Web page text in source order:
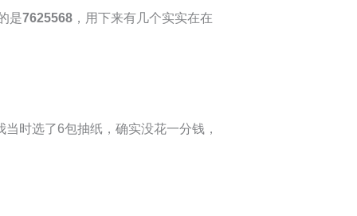
是7625568 ，用下来有几个实实在在
时选了6包抽纸，确实没花一分钱，